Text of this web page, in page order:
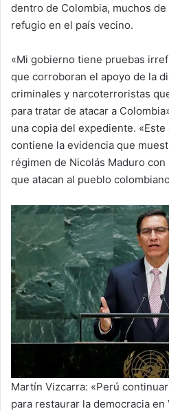
dentro de Colombia, muchos
refugio en el país vecino.
«Mi gobierno tiene pruebas
que corroboran el apoyo de la
criminales y narcoterroristas
para tratar de atacar a
una copia del expediente.
contiene la evidencia que
régimen de Nicolás Maduro
que atacan al pueblo
Martín Vizcarra: «Perú
para restaurar la democracia